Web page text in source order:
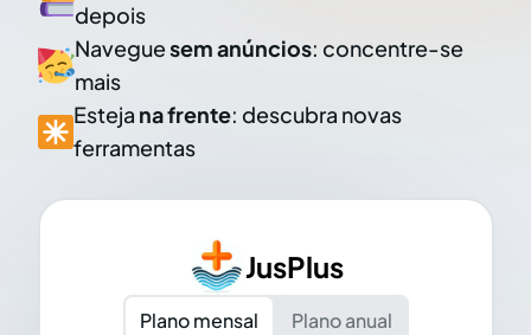
depois
Naveguesem anúncios: concentre-se
mais
Esteja na frente: descubra novas
ferramentas
JusPlus
Plano mensal
Plano anual